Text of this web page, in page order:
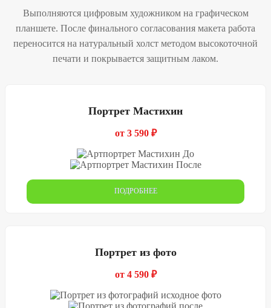
Выполняются цифровым художником на графическом
планшете. После финального согласования макета работа
переносится на натуральный холст методом высокоточной
печати и покрывается защитным лаком.
Портрет Мастихин
от 3 590 ₽
ПОДРОБНЕЕ
Портрет из фото
от 4 590 ₽